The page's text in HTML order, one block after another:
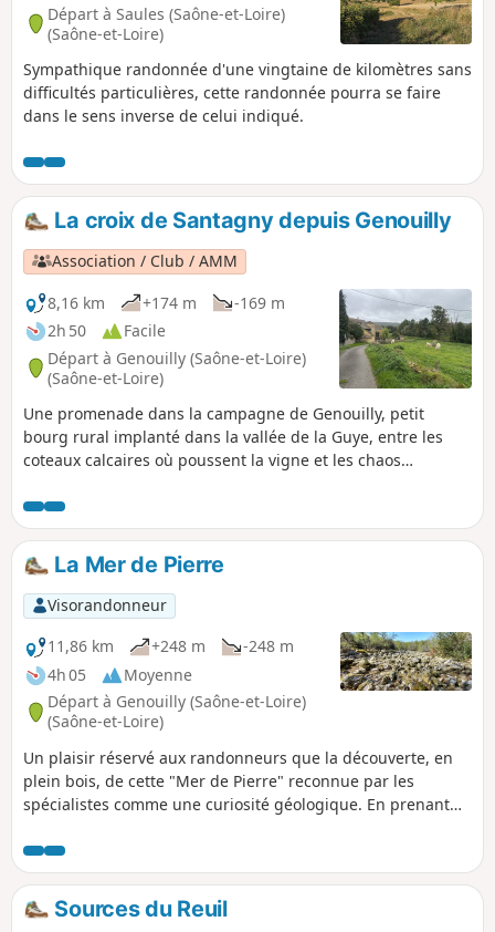
Départ à Saules (Saône-et-Loire)
(Saône-et-Loire)
Sympathique randonnée d'une vingtaine de kilomètres sans
difficultés particulières, cette randonnée pourra se faire
dans le sens inverse de celui indiqué.
La croix de Santagny depuis Genouilly
Association / Club / AMM
8,16 km
+174 m
-169 m
2h 50
Facile
Départ à Genouilly (Saône-et-Loire)
(Saône-et-Loire)
Une promenade dans la campagne de Genouilly, petit
bourg rural implanté dans la vallée de la Guye, entre les
coteaux calcaires où poussent la vigne et les chaos
cette randonnée qui emprunte chemins et petites routes.
La Mer de Pierre
Visorandonneur
11,86 km
+248 m
-248 m
4h 05
Moyenne
Départ à Genouilly (Saône-et-Loire)
(Saône-et-Loire)
Un plaisir réservé aux randonneurs que la découverte, en
plein bois, de cette "Mer de Pierre" reconnue par les
spécialistes comme une curiosité géologique. En prenant
larges vues sur la Vallée de la Guye vers l'Est et le secteur
des Baudots au Nord. Très ombragé, le parcours bénéficiera
ensuite de quelques échappées sur les Monts du
Charollais. Voir informations pratiques.
Sources du Reuil